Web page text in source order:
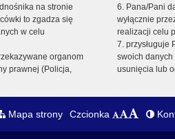
na stronie
to zgadza się
w celu
organom
prawnej (Policja,
6. Pana/Pani
wyłącznie
realizacji celu
7. przysługuje
swoich
usunięcia lub
Mapa strony Czcionka